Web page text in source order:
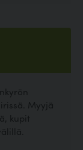
Myyjä
kupit